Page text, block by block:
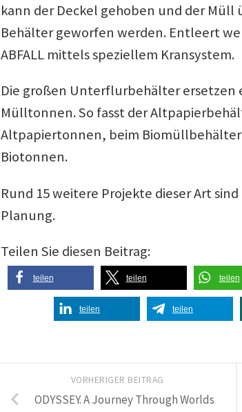
kann der Deckel gehoben und der Müll
Behälter geworfen werden. Entleert
ABFALL mittels speziellem Kransystem.
Die großen Unterflurbehälter ersetzen
Mülltonnen. So fasst der
Altpapiertonnen, beim Biomüllbehälter
Biotonnen.
Rund 15 weitere Projekte dieser Art sind
Planung.
Teilen Sie diesen Beitrag:
teilen teilen teilen
teilen teilen
VORHERIGER BEITRAG
ODYSSEY. A Journey Through Worlds